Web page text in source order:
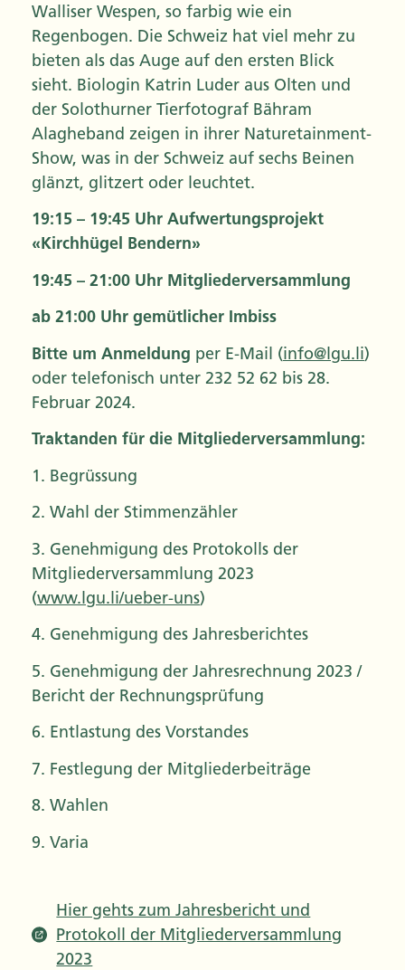
Walliser Wespen, so farbig wie ein
Regenbogen. Die Schweiz hat viel mehr zu
bieten als das Auge auf den ersten Blick
sieht. Biologin Katrin Luder aus Olten und
der Solothurner Tierfotograf Bähram
Alagheband zeigen in ihrer Naturetainment-
Show, was in der Schweiz auf sechs Beinen
glänzt, glitzert oder leuchtet.
19:15 – 19:45 Uhr Aufwertungsprojekt
«Kirchhügel Bendern»
19:45 – 21:00 Uhr Mitgliederversammlung
ab 21:00 Uhr gemütlicher Imbiss
Bitte um Anmeldung per E-Mail (info@lgu.li)
oder telefonisch unter 232 52 62 bis 28.
Februar 2024.
Traktanden für die Mitgliederversammlung:
1. Begrüssung
2. Wahl der Stimmenzähler
3. Genehmigung des Protokolls der
Mitgliederversammlung 2023
(www.lgu.li/ueber-uns)
4. Genehmigung des Jahresberichtes
5. Genehmigung der Jahresrechnung 2023 /
Bericht der Rechnungsprüfung
6. Entlastung des Vorstandes
7. Festlegung der Mitgliederbeiträge
8. Wahlen
9. Varia
Hier gehts zum Jahresbericht und
Protokoll der Mitgliederversammlung
2023